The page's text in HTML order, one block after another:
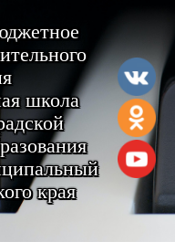
школа
края